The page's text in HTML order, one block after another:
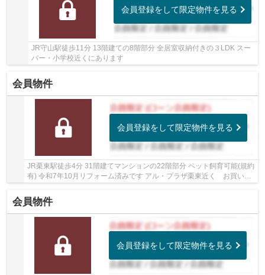
会員登録をして限定物件を見る
JR守山駅徒歩11分 13階建ての8階部分 全居室収納付きの３LDK スー
パー・小学校近くにあります
会員物件
会員登録をして限定物件を見る
JR栗東駅徒歩4分 31階建てマンションの22階部分 ペット飼育可能(規約
有) 令和7年10月リフォーム済みです アル・プラザ栗東近く お買い物
便利です
会員物件
会員登録をして限定物件を見る